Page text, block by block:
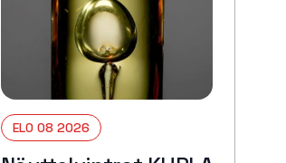
ELO 08 2026